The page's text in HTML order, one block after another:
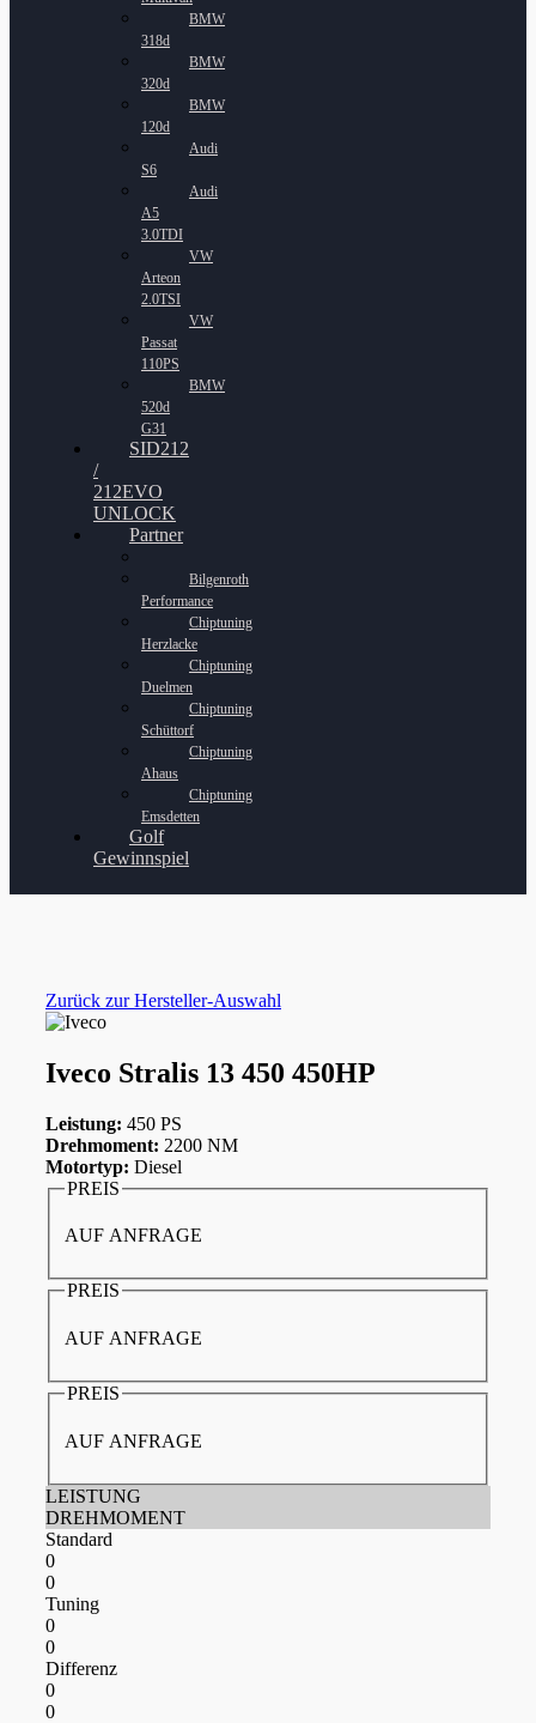
BMW
318d
BMW
320d
BMW
120d
Audi
S6
Audi
A5
3.0TDI
VW
Arteon
2.0TSI
VW
Passat
110PS
BMW
520d
G31
SID212
/
212EVO
UNLOCK
Partner
Bilgenroth
Performance
Chiptuning
Herzlacke
Chiptuning
Duelmen
Chiptuning
Schüttorf
Chiptuning
Ahaus
Chiptuning
Emsdetten
Golf
Gewinnspiel
Zurück zur Hersteller-Auswahl
Iveco Stralis 13 450 450HP
Leistung: 450 PS
Drehmoment: 2200 NM
Motortyp: Diesel
PREIS
AUF ANFRAGE
PREIS
AUF ANFRAGE
PREIS
AUF ANFRAGE
LEISTUNG
DREHMOMENT
Standard
0
0
Tuning
0
0
Differenz
0
0